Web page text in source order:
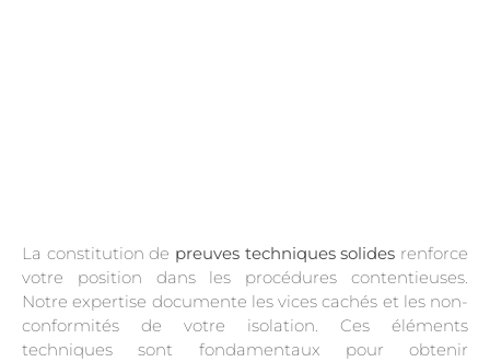
La constitution de preuves techniques solides renforce
votre position dans les procédures contentieuses.
Notre expertise documente les vices cachés et les non-
conformités de votre isolation. Ces éléments
techniques sont fondamentaux pour obtenir